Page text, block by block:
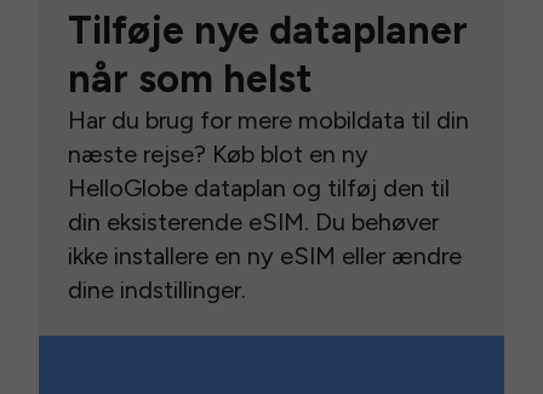
Tilføje nye dataplaner
når som helst
Har du brug for mere mobildata til din
næste rejse? Køb blot en ny
HelloGlobe dataplan og tilføj den til
din eksisterende eSIM. Du behøver
ikke installere en ny eSIM eller ændre
dine indstillinger.